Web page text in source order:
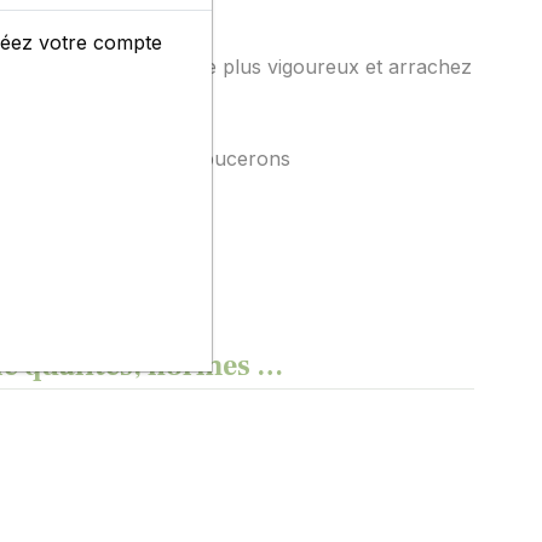
uniquement le plant le plus vigoureux et arrachez
insectes et autres pucerons
qualités, normes …
votre compte